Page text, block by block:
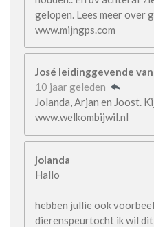
gelopen. Lees meer over
www.mijngps.com
José leidinggevende
10 jaar geleden
Jolanda, Arjan en Joost.
www.welkombijwil.nl
jolanda
Hallo
hebben jullie ook
dierenspeurtocht ik wil